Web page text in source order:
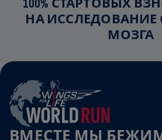
100% СТАРТОВЫХ
НА
МОЗГА
ВМЕСТЕ МЫ БЕЖИМ